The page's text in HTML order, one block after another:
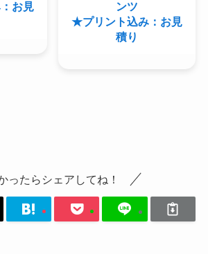
お見
ンツ
★プリント込み：お見
積り
ったらシェアしてね！